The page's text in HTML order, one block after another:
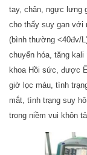
tay, chân, ngực lưng
cho thấy suy gan với
(bình thường <40đv/
chuyển hóa, tăng
khoa Hồi sức, được
giờ lọc máu, tình
mắt, tình trạng suy
trong niềm vui khôn